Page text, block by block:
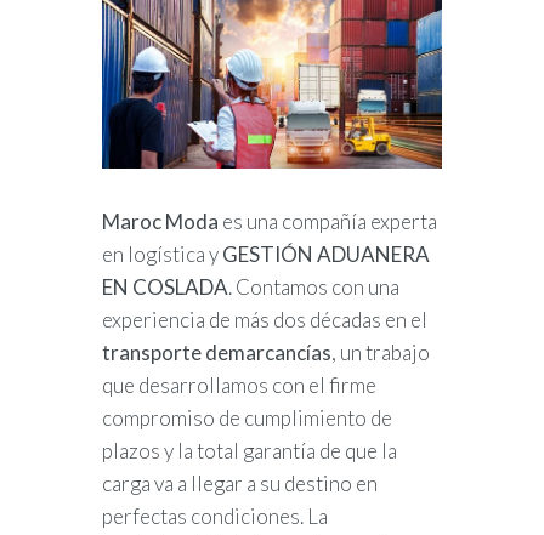
Maroc Moda es una compañía experta
en logística yGESTIÓN ADUANERA
EN COSLADA. Contamos con una
experiencia de más dos décadas en el
transporte demarcancías, un trabajo
que desarrollamos con el firme
compromiso de cumplimiento de
plazos y la total garantía de que la
carga va a llegar a su destino en
perfectas condiciones. La